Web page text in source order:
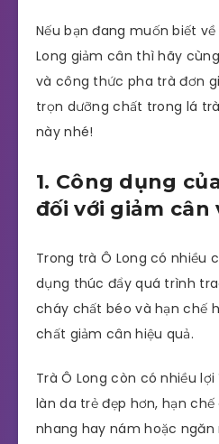
Nếu bạn đang muốn biết
Long giảm cân thì hãy
và công thức pha trà đơn
trọn dưỡng chất trong lá
này nhé!
1. Công dụng
đối với giảm cân
Trong trà Ô Long có nhiều
dụng thúc đẩy quá trình
cháy chất béo và hạn chế
chất giảm cân hiệu quả.
Trà Ô Long còn có nhiều
làn da trẻ đẹp hơn, hạn
nhang hay nám hoặc